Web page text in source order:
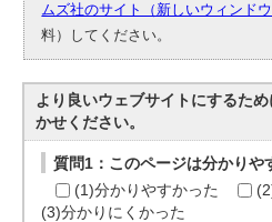
ムズ社のサイト（新しいウィンド
料）してください。
より良いウェブサイトにするた
かせください。
質問1：このページは分かりや
(1)分かりやすかった
(3)分かりにくかった